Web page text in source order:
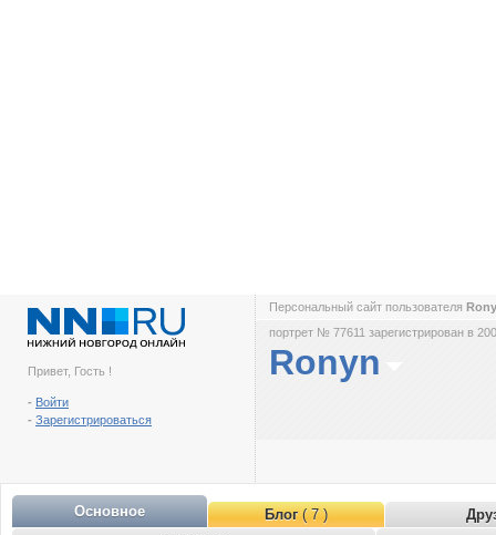
Привет, Гость !
- Войти
- Зарегистрироваться
Персональный сайт пользователя
портрет № 77611 зарегистрирован в
Ronyn
Основное Блог( 7 )